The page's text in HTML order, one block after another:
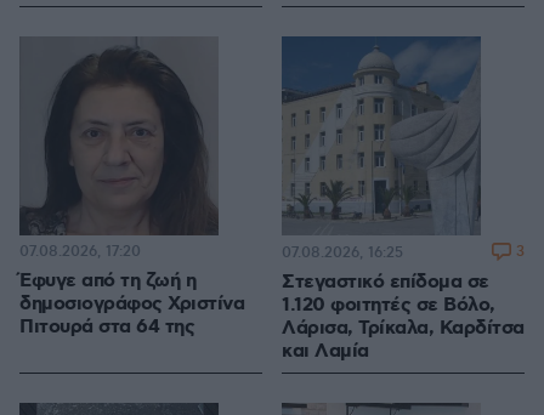
Έφυγε από τη ζωή η
δημοσιογράφος Χριστίνα
Πιτουρά στα 64 της
07.08.2026, 17:20
Στεγαστικό επίδομα σε
1.120 φοιτητές σε Βόλο,
Λάρισα, Τρίκαλα, Καρδίτσα
και Λαμία
07.08.2026, 16:25 3